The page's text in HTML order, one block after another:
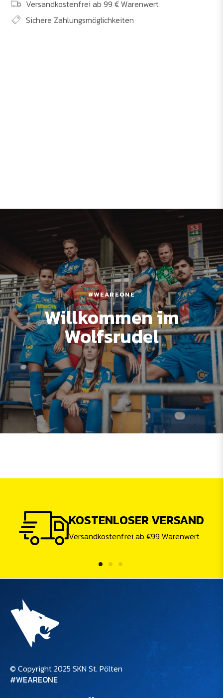
Versandkostenfrei ab 99 € Warenwert
Sichere Zahlungsmöglichkeiten
#WEAREONE
Willkommen im
Wolfsrudel
KOSTENLOSER VERSAND
Versandkostenfrei ab €99 Warenwert
© Copyright 2025 SKN St. Pölten
#WEAREONE